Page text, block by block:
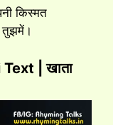
किस्मत
तुझमें।
| खाता